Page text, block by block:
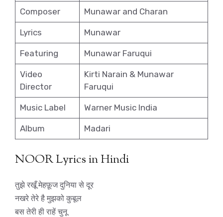
Composer Munawar and Charan
Lyrics Munawar
Featuring Munawar Faruqui
Video
Director
Kirti Narain & Munawar
Faruqui
Music Label Warner Music India
Album Madari
NOOR Lyrics in Hindi
तुझे रखूँ मेहफ़ूज दुनिया से दूर
नखरे तेरे है मुझको कुबूल
बस तेरी ही राहें चुनू